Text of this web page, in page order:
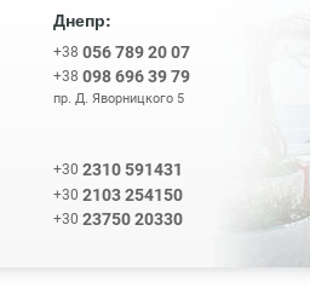
Днепр:
+38 056 789 20 07
+38 098 696 39 79
пр. Д. Яворницкого 5
+30 2310 591431
+30 2103 254150
+30 23750 20330